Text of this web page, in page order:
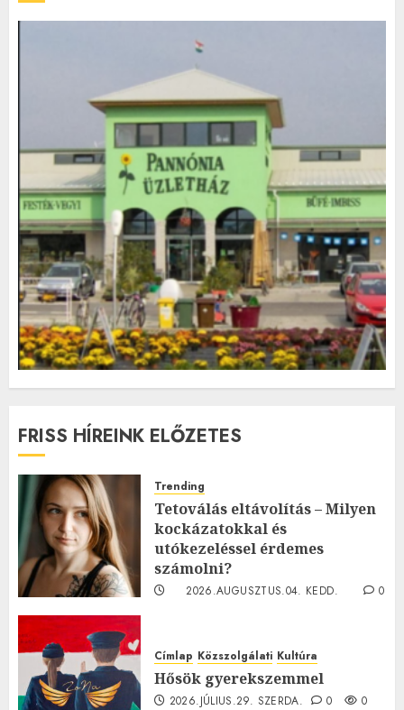
FRISS HÍREINK ELŐZETES
Trending
Tetoválás eltávolítás – Milyen
kockázatokkal és
utókezeléssel érdemes
számolni?
2026.AUGUSZTUS.04. KEDD.
0
Címlap Közszolgálati Kultúra
Hősök gyerekszemmel
2026.JÚLIUS.29. SZERDA. 0 0